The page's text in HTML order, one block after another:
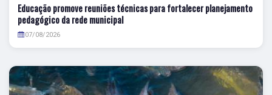
Educação promove reuniões técnicas para fortalecer planejamento
pedagógico da rede municipal
07/08/2026